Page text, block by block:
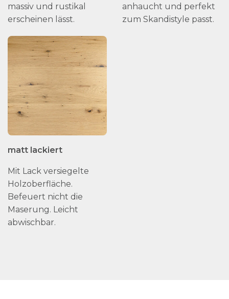
massiv und rustikal
erscheinen lässt.
anhaucht und perfekt
zum Skandistyle passt.
matt lackiert
Mit Lack versiegelte
Holzoberfläche.
Befeuert nicht die
Maserung. Leicht
abwischbar.